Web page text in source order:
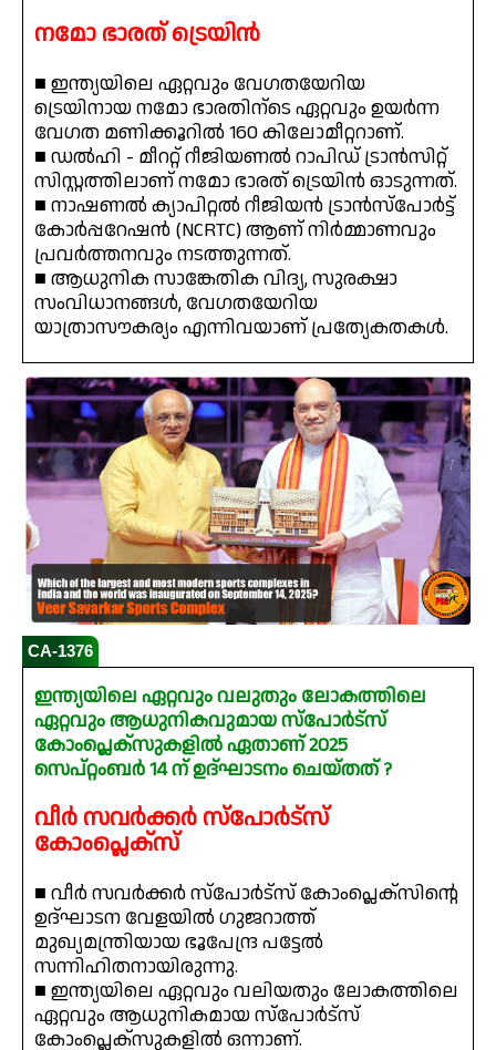
നമോ ഭാരത് ട്രെയിൻ
■ ഇന്ത്യയിലെ ഏറ്റവും വേഗതയേറിയ
ട്രെയിനായ നമോ ഭാരതിന്ടെ ഏറ്റവും ഉയർന്ന
വേഗത മണിക്കൂറിൽ 160 കിലോമീറ്ററാണ്.
■ ഡൽഹി - മീററ്റ് റീജിയണൽ റാപിഡ് ട്രാൻസിറ്റ്
സിസ്റ്റത്തിലാണ് നമോ ഭാരത് ട്രെയിൻ ഓടുന്നത്.
■ നാഷണൽ ക്യാപിറ്റൽ റീജിയൻ ട്രാൻസ്‌പോർട്ട്
കോർപ്പറേഷൻ (NCRTC) ആണ് നിർമ്മാണവും
പ്രവർത്തനവും നടത്തുന്നത്.
■ ആധുനിക സാങ്കേതിക വിദ്യ, സുരക്ഷാ
സംവിധാനങ്ങൾ, വേഗതയേറിയ
യാത്രാസൗകര്യം എന്നിവയാണ് പ്രത്യേകതകൾ.
CA-1376
ഇന്ത്യയിലെ ഏറ്റവും വലുതും ലോകത്തിലെ
ഏറ്റവും ആധുനികവുമായ സ്പോർട്സ്
കോംപ്ലെക്‌സുകളിൽ ഏതാണ് 2025
സെപ്റ്റംബർ 14 ന് ഉദ്‌ഘാടനം ചെയ്തത് ?
വീർ സവർക്കർ സ്പോർട്സ്
കോംപ്ലെക്സ്
■ വീർ സവർക്കർ സ്പോർട്സ് കോംപ്ലെക്സിന്റെ
ഉദ്‌ഘാടന വേളയിൽ ഗുജറാത്ത്
മുഖ്യമന്ത്രിയായ ഭൂപേന്ദ്ര പട്ടേൽ
സന്നിഹിതനായിരുന്നു.
■ ഇന്ത്യയിലെ ഏറ്റവും വലിയതും ലോകത്തിലെ
ഏറ്റവും ആധുനികമായ സ്പോർട്സ്
കോംപ്ലെക്സുകളിൽ ഒന്നാണ്.